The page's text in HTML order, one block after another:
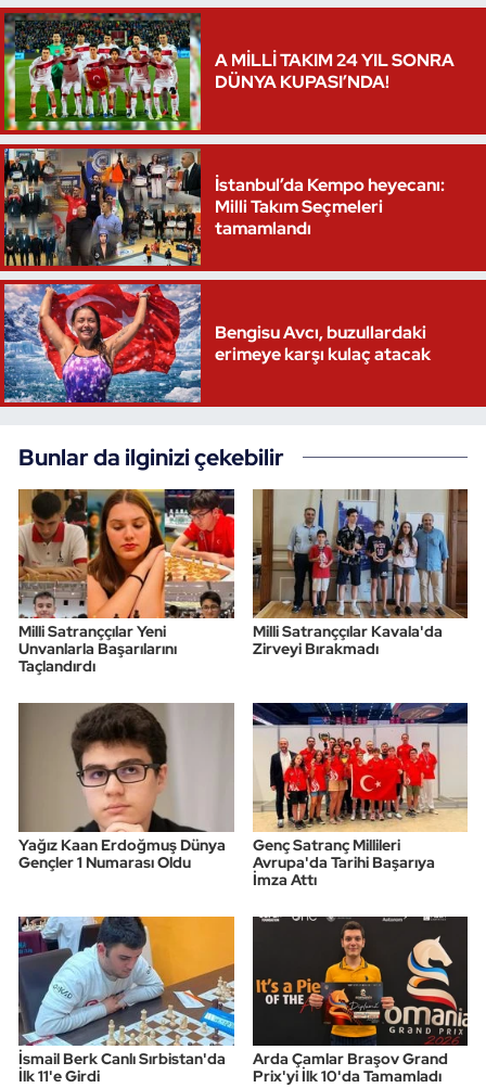
A MİLLİ TAKIM 24 YIL SONRA
DÜNYA KUPASI’NDA!
İstanbul’da Kempo heyecanı:
Milli Takım Seçmeleri
tamamlandı
Bengisu Avcı, buzullardaki
erimeye karşı kulaç atacak
Bunlar da ilginizi çekebilir
Milli Satranççılar Yeni
Unvanlarla Başarılarını
Taçlandırdı
Milli Satranççılar Kavala'da
Zirveyi Bırakmadı
Yağız Kaan Erdoğmuş Dünya
Gençler 1 Numarası Oldu
Genç Satranç Millileri
Avrupa'da Tarihi Başarıya
İmza Attı
İsmail Berk Canlı Sırbistan'da
İlk 11'e Girdi
Arda Çamlar Braşov Grand
Prix'yi İlk 10'da Tamamladı
Triatlon
Voleybol
Vücut Geliştirme Fitness
Wushu Kungfu
Yelken
Yüzme